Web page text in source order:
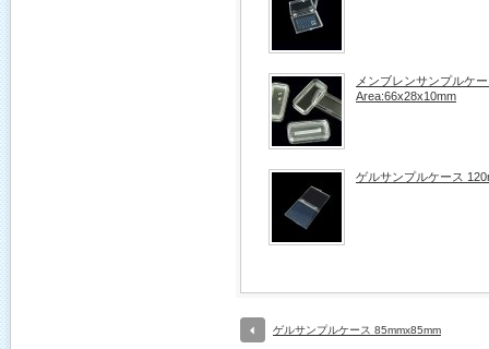
メンブレンサンプルケ
Area:66x28x10mm
ゲルサンプルケース
ゲルサンプルケース 85mmx85mm